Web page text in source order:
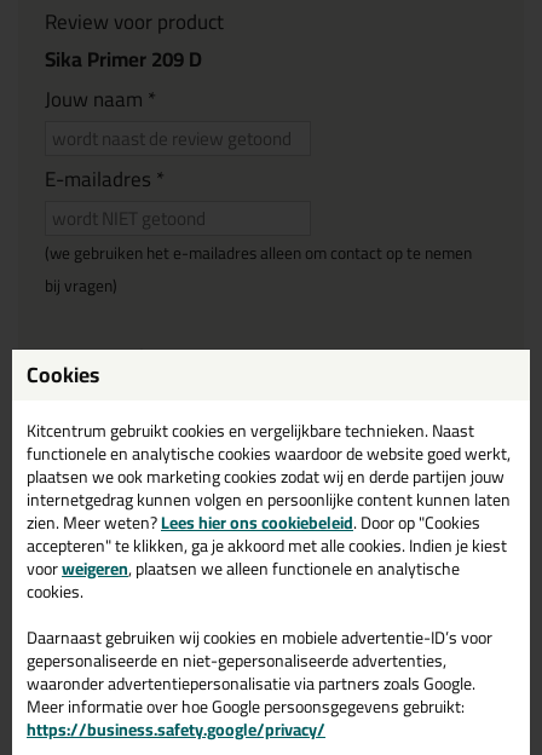
Review voor product
Sika Primer 209 D
Jouw naam *
E-mailadres *
(we gebruiken het e-mailadres alleen om contact op te nemen
bij vragen)
Reviewtitel *
Je ervaring
Beoordeling
Zou jij dit product aanbevelen bij anderen?
ja
nee
Cookies
Kitcentrum gebruikt cookies en vergelijkbare technieken. Naast
functionele en analytische cookies waardoor de website goed werkt,
plaatsen we ook marketing cookies zodat wij en derde partijen jouw
internetgedrag kunnen volgen en persoonlijke content kunnen laten
zien. Meer weten?Lees hier ons cookiebeleid. Door op "Cookies
accepteren" te klikken, ga je akkoord met alle cookies. Indien je kiest
voorweigeren, plaatsen we alleen functionele en analytische
cookies.
Daarnaast gebruiken wij cookies en mobiele advertentie-ID’s voor
gepersonaliseerde en niet-gepersonaliseerde advertenties,
waaronder advertentiepersonalisatie via partners zoals Google.
Meer informatie over hoe Google persoonsgegevens gebruikt:
https://business.safety.google/privacy/